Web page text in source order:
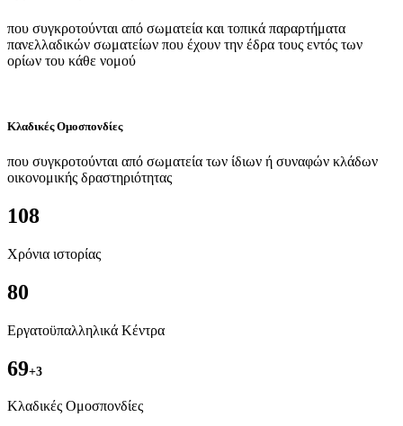
που συγκροτούνται από σωματεία και τοπικά παραρτήματα
πανελλαδικών σωματείων που έχουν την έδρα τους εντός των
ορίων του κάθε νομού
Κλαδικές Ομοσπονδίες
που συγκροτούνται από σωματεία των ίδιων ή συναφών κλάδων
οικονομικής δραστηριότητας
108
Χρόνια ιστορίας
80
Εργατοϋπαλληλικά Κέντρα
69+3
Kλαδικές Ομοσπονδίες